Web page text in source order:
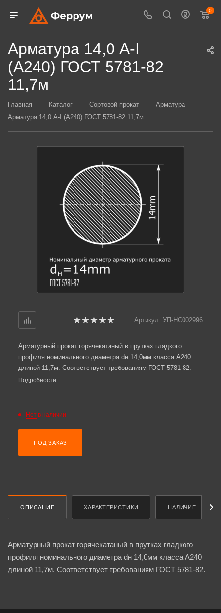
0
Арматура 14,0 А-I
(А240) ГОСТ 5781-82
11,7м
Главная — Каталог — Сортовой прокат — Арматура —
Арматура 14,0 А-I (А240) ГОСТ 5781-82 11,7м
Артикул: УП-НС002996
Арматурный прокат горячекатаный в прутках гладкого
профиля номинального диаметра dн 14,0мм класса А240
длиной 11,7м. Соответствует требованиям ГОСТ 5781-82.
Подробности
Нет в наличии
ПОД ЗАКАЗ
ОПИСАНИЕ ХАРАКТЕРИСТИКИ НАЛИЧИЕ
Арматурный прокат горячекатаный в прутках гладкого
профиля номинального диаметра dн 14,0мм класса А240
длиной 11,7м. Соответствует требованиям ГОСТ 5781-82.